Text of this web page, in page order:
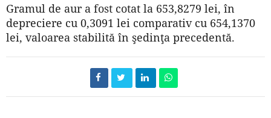
Gramul de aur a fost cotat la 653,8279 lei, în
depreciere cu 0,3091 lei comparativ cu 654,1370
lei, valoarea stabilită în şedinţa precedentă.